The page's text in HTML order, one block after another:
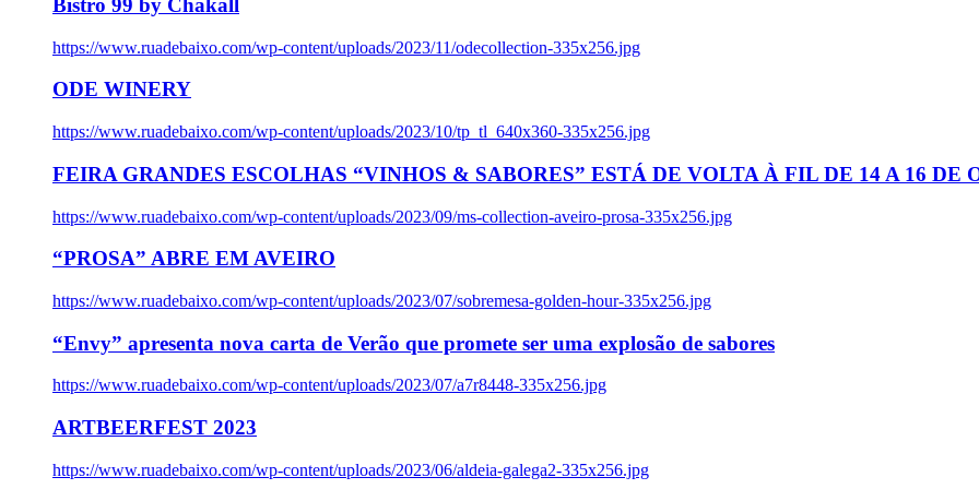
Bistro 99 by Chakall
https://www.ruadebaixo.com/wp-content/uploads/2023/11/odecollection-335x256.jpg
ODE WINERY
https://www.ruadebaixo.com/wp-content/uploads/2023/10/tp_tl_640x360-335x256.jpg
FEIRA GRANDES ESCOLHAS “VINHOS & SABORES” ESTÁ DE VOLTA À FIL DE 14 A 16 DE
https://www.ruadebaixo.com/wp-content/uploads/2023/09/ms-collection-aveiro-prosa-335x256.jpg
“PROSA” ABRE EM AVEIRO
https://www.ruadebaixo.com/wp-content/uploads/2023/07/sobremesa-golden-hour-335x256.jpg
“Envy” apresenta nova carta de Verão que promete ser uma explosão de sabores
https://www.ruadebaixo.com/wp-content/uploads/2023/07/a7r8448-335x256.jpg
ARTBEERFEST 2023
https://www.ruadebaixo.com/wp-content/uploads/2023/06/aldeia-galega2-335x256.jpg